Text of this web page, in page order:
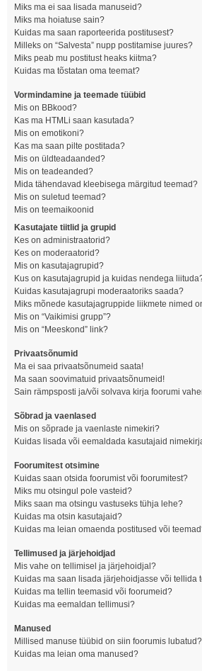
Miks ma ei saa lisada manuseid?
Miks ma hoiatuse sain?
Kuidas ma saan raporteerida postitusest?
Milleks on “Salvesta” nupp postitamise juures?
Miks peab mu postitust heaks kiitma?
Kuidas ma tõstatan oma teemat?
Vormindamine ja teemade tüübid
Mis on BBkood?
Kas ma HTMLi saan kasutada?
Mis on emotikoni?
Kas ma saan pilte postitada?
Mis on üldteadaanded?
Mis on teadeanded?
Mida tähendavad kleebisega märgitud teemad?
Mis on suletud teemad?
Mis on teemaikoonid
Kasutajate tiitlid ja grupid
Kes on administraatorid?
Kes on moderaatorid?
Mis on kasutajagrupid?
Kus on kasutajagrupid ja kuidas nendega
Kuidas kasutajagrupi moderaatoriks saada?
Miks mõnede kasutajagruppide liikmete nimed
Mis on “Vaikimisi grupp”?
Mis on “Meeskond” link?
Privaatsõnumid
Ma ei saa privaatsõnumeid saata!
Ma saan soovimatuid privaatsõnumeid!
Sain rämpsposti ja/või solvava kirja foorumi
Sõbrad ja vaenlased
Mis on sõprade ja vaenlaste nimekiri?
Kuidas lisada või eemaldada kasutajaid
Foorumitest otsimine
Kuidas saan otsida foorumist või foorumitest?
Miks mu otsingul pole vasteid?
Miks saan ma otsingu vastuseks tühja lehe?
Kuidas ma otsin kasutajaid?
Kuidas ma leian omaenda postitused või
Tellimused ja järjehoidjad
Mis vahe on tellimisel ja järjehoidjal?
Kuidas ma saan lisada järjehoidjasse või tellida
Kuidas ma tellin teemasid või foorumeid?
Kuidas ma eemaldan tellimusi?
Manused
Millised manuse tüübid on siin foorumis lubatud?
Kuidas ma leian oma manused?